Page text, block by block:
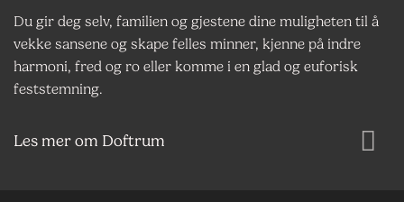
Du gir deg selv, familien og gjestene dine muligheten til å
vekke sansene og skape felles minner, kjenne på indre
harmoni, fred og ro eller komme i en glad og euforisk
feststemning.
Les mer om Doftrum